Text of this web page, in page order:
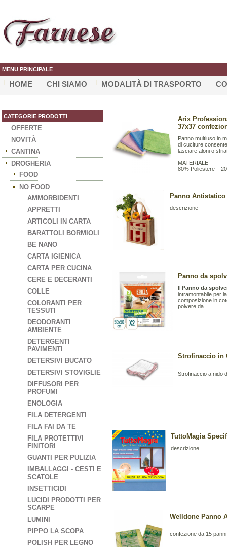
MENU PRINCIPALE
HOME CHI SIAMO MODALITÀ DI TRASPORTO
CATEGORIE PRODOTTI
OFFERTE
NOVITÀ
CANTINA
DROGHERIA
FOOD
NO FOOD
AMMORBIDENTI
APPRETTI
ARTICOLI IN CARTA
BARATTOLI BORMIOLI
BE NANO
CARTA IGIENICA
CARTA PER CUCINA
CERE E DECERANTI
COLLE
COLORANTI PER
TESSUTI
DEODORANTI
AMBIENTE
DETERGENTI
PAVIMENTI
DETERSIVI BUCATO
DETERSIVI STOVIGLIE
DIFFUSORI PER
PROFUMI
ENOLOGIA
FILA DETERGENTI
FILA FAI DA TE
FILA PROTETTIVI
FINITORI
GUANTI PER PULIZIA
IMBALLAGGI - CESTI E
SCATOLE
INSETTICIDI
LUCIDI PRODOTTI PER
SCARPE
LUMINI
PIPPO LA SCOPA
POLISH PER LEGNO
Arix
37x37
Panno multiuso in
di cuciture
lasciare aloni o
MATERIALE
80% Poliestere –
Panno Antistatico
descrizione
Panno da
Il Panno da
intramontabile per
composizione in
polvere da...
Strofinaccio in
Strofinaccio a nido
TuttoMagia
descrizione
Welldone Panno
confezione da 15